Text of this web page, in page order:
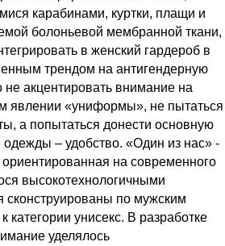
карабинами, куртки, плащи и
болоньевой мембранной ткани,
в женский гардероб в
трендом на антигендерную
акцентировать внимание на
явлении «униформы», не пытаться
а попытаться донести основную
– удобство. «Один из нас» -
на современного
высокотехнологичными
сконструированы по мужским
категории унисекс. В разработке
уделялось